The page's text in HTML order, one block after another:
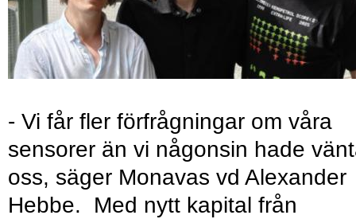
- Vi får fler förfrågningar om våra
sensorer än vi någonsin hade
oss, säger Monavas vd Alexander
Hebbe. Med nytt kapital från